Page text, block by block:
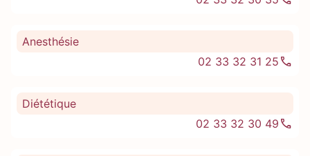
Anesthésie
02 33 32 31 25
Diététique
02 33 32 30 49